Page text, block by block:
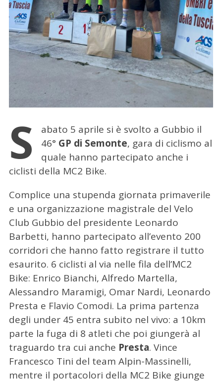
S
abato 5 aprile si è svolto a Gubbio il
46° GP di Semonte, gara di ciclismo al
quale hanno partecipato anche i
ciclisti della MC2 Bike.
Complice una stupenda giornata primaverile
e una organizzazione magistrale del Velo
Club Gubbio del presidente Leonardo
Barbetti, hanno partecipato all’evento 200
corridori che hanno fatto registrare il tutto
esaurito. 6 ciclisti al via nelle fila dell’MC2
Bike: Enrico Bianchi, Alfredo Martella,
Alessandro Maramigi, Omar Nardi, Leonardo
Presta e Flavio Comodi. La prima partenza
degli under 45 entra subito nel vivo: a 10km
parte la fuga di 8 atleti che poi giungerà al
traguardo tra cui anche Presta. Vince
Francesco Tini del team Alpin-Massinelli,
mentre il portacolori della MC2 Bike giunge